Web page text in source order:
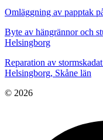
Omläggning av papptak
Byte av hängrännor och
Helsingborg
Reparation av
Helsingborg, Skåne län
© 2026